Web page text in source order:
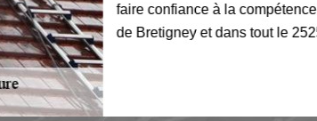
faire confiance à la compétence
de Bretigney et dans tout le